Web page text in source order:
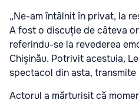
„Ne-am întâlnit în privat, la
A fost o discuție de câteva
referindu-se la revederea
Chișinău. Potrivit acestuia,
spectacol din asta, transmite
Actorul a mărturisit că